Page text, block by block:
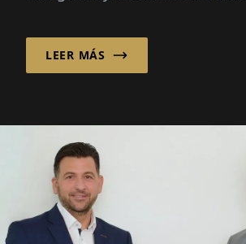
infinitamente reciclable...
LEER MÁS